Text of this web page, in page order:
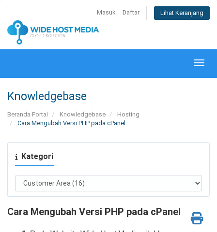
Masuk Daftar Lihat Keranjang
Knowledgebase
Beranda Portal Knowledgebase
Hosting
Cara Mengubah Versi PHP pada cPanel
Kategori
Cara Mengubah Versi PHP pada cPanel